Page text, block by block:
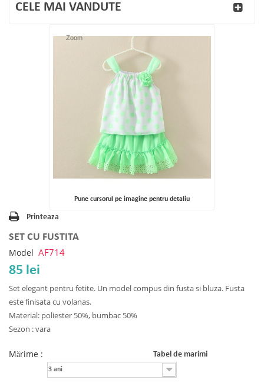
CELE MAI VANDUTE
Zoom
Pune cursorul pe imagine pentru detaliu
Printeaza
SET CU FUSTITA
Model AF714
85 lei
Set elegant pentru fetite. Un model compus din fusta si bluza. Fusta
este finisata cu volanas.
Material: poliester 50%, bumbac 50%
Sezon : vara
Mărime : Tabel de marimi
3 ani